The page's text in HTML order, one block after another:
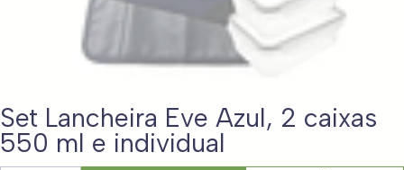
Set Lancheira Eve Azul, 2 caixas
550 ml e individual